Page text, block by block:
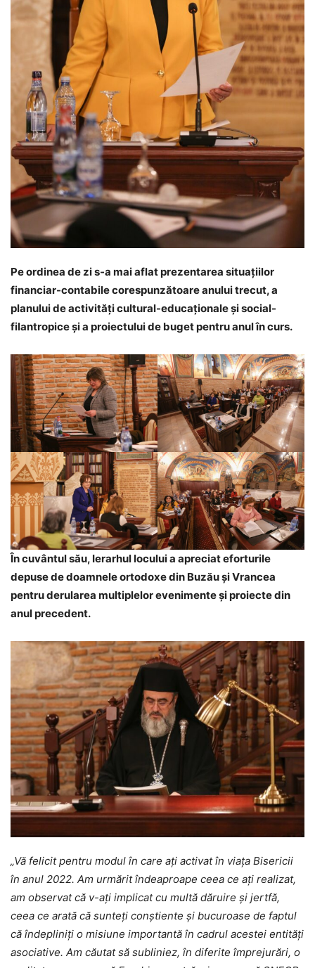
Pe ordinea de zi s-a mai aflat prezentarea situațiilor
financiar-contabile corespunzătoare anului trecut, a
planului de activități cultural-educaționale și social-
filantropice și a proiectului de buget pentru anul în curs.
În cuvântul său, Ierarhul locului a apreciat eforturile
depuse de doamnele ortodoxe din Buzău și Vrancea
pentru derularea multiplelor evenimente și proiecte din
anul precedent.
„Vă felicit pentru modul în care ați activat în viața Bisericii
în anul 2022. Am urmărit îndeaproape ceea ce ați realizat,
am observat că v-ați implicat cu multă dăruire și jertfă,
ceea ce arată că sunteți conștiente și bucuroase de faptul
că îndepliniți o misiune importantă în cadrul acestei entități
asociative. Am căutat să subliniez, în diferite împrejurări, o